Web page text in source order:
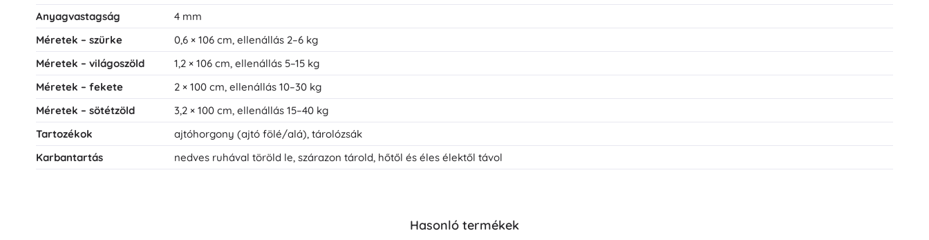
Anyagvastagság
4 mm
Méretek – szürke
0,6 × 106 cm, ellenállás 2–6 kg
Méretek – világoszöld
1,2 × 106 cm, ellenállás 5–15 kg
Méretek – fekete
2 × 100 cm, ellenállás 10–30 kg
Méretek – sötétzöld
3,2 × 100 cm, ellenállás 15–40 kg
Tartozékok
ajtóhorgony (ajtó fölé/alá), tárolózsák
Karbantartás
nedves ruhával töröld le, szárazon tárold, hőtől és éles élektől távol
Hasonló termékek